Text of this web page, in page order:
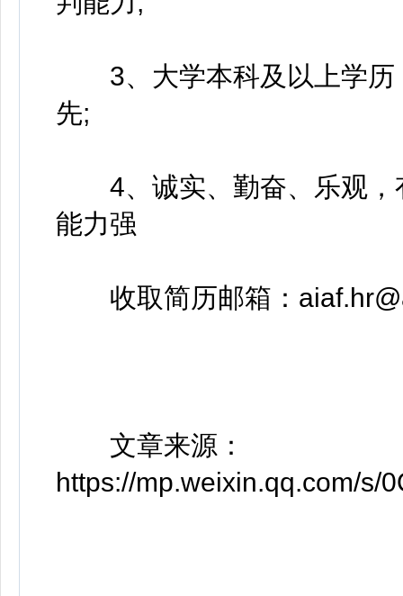
3、大学本科及以上学历
先;
4、诚实、勤奋、乐观，
能力强
收取简历邮箱：
文章来源：
https://mp.weixin.qq.com/s/